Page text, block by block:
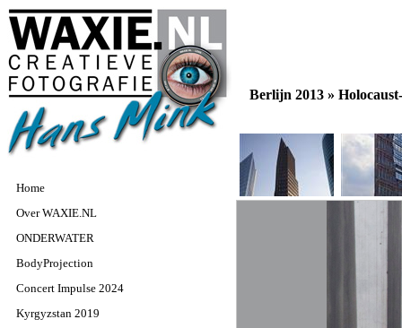
Home
Over WAXIE.NL
ONDERWATER
BodyProjection
Concert Impulse 2024
Kyrgyzstan 2019
Berlijn 2013 »